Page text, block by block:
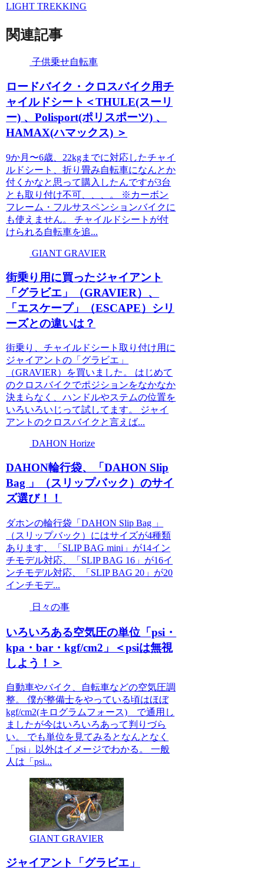
LIGHT TREKKING
関連記事
子供乗せ自転車
ロードバイク・クロスバイク用チ
ャイルドシート＜THULE(スーリ
ー) 、Polisport(ポリスポーツ) 、
HAMAX(ハマックス) ＞
9か月〜6歳、22kgまでに対応したチャイ
ルドシート、折り畳み自転車になんとか
付くかなと思って購入したんですが3台
とも取り付け不可、、、。 ※カーボン
フレーム・フルサスペンションバイクに
も使えません。 チャイルドシートが付
けられる自転車を追...
GIANT GRAVIER
街乗り用に買ったジャイアント
「グラビエ」（GRAVIER）、
「エスケープ」（ESCAPE）シリ
ーズとの違いは？
街乗り、チャイルドシート取り付け用に
ジャイアントの「グラビエ」
（GRAVIER）を買いました。 はじめて
のクロスバイクでポジションをなかなか
決まらなく、ハンドルやステムの位置を
いろいろいじって試してます。 ジャイ
アントのクロスバイクと言えば...
DAHON Horize
DAHON輪行袋、「DAHON Slip
Bag 」（スリップバック）のサイ
ズ選び！！
ダホンの輪行袋「DAHON Slip Bag 」
（スリップバック）にはサイズが4種類
あります、「SLIP BAG mini」が14イン
チモデル対応、「SLIP BAG 16」が16イ
ンチモデル対応、「SLIP BAG 20」が20
インチモデ...
日々の事
いろいろある空気圧の単位「psi・
kpa・bar・kgf/cm2」＜psiは無視
しよう！＞
自動車やバイク、自転車などの空気圧調
整。 僕が整備士をやっている頃はほぼ
kgf/cm2(キログラムフォース) で通用し
ましたが今はいろいろあって判りづら
い。 でも単位を見てみるとなんとなく
「psi」以外はイメージでわかる。 一般
人は「psi...
GIANT GRAVIER
ジャイアント「グラビエ」